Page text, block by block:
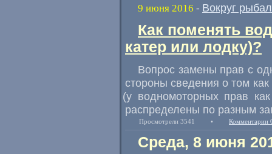
9 июня 2016 - Вокруг
Как поменять
катер или лодку)?
Вопрос замены прав с
стороны сведения о том
(у водномоторных прав
распределены по разным
Просмотрели 3541 • Комментарии
Среда, 8 июня